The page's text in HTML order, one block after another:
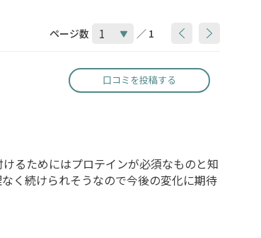
ページ数 ／ 1
口コミを投稿する
るためにはプロテインが必須なものと知
く続けられそうなので今後の変化に期待